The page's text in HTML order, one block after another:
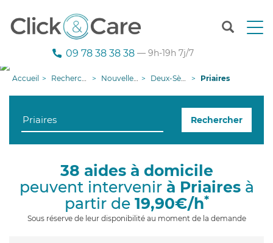
T
n
g
09 78 38 38 38 — 9h-19h 7j/7
Accueil Recherche aide à domicile Nouvelle-Aquitaine Deux-Sèvres Priaires
Rechercher
38 aides à domicile
peuvent intervenir à Priairesà
partir de 19,90€/h*
Sous réserve de leur disponibilité au moment de la demande